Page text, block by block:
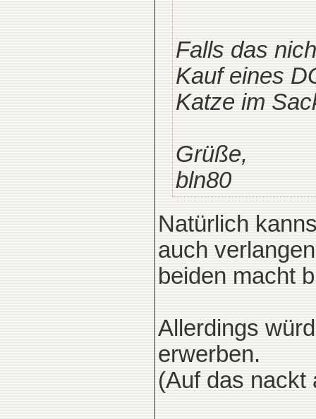
Falls das
Kauf eines
Katze im
Grüße,
bln80
Natürlich
auch
beiden macht
Allerdings
erwerben.
(Auf das nackt